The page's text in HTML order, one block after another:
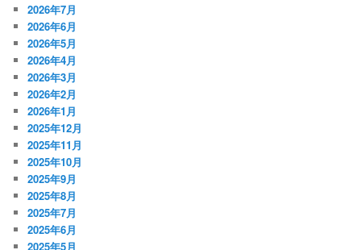
2026年7月
2026年6月
2026年5月
2026年4月
2026年3月
2026年2月
2026年1月
2025年12月
2025年11月
2025年10月
2025年9月
2025年8月
2025年7月
2025年6月
2025年5月